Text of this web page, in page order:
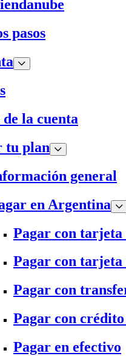
pasos
de la cuenta
tu plan
general
en Argentina
Pagar con tarjeta
Pagar con tarjeta
Pagar con
Pagar con
Pagar en efectivo